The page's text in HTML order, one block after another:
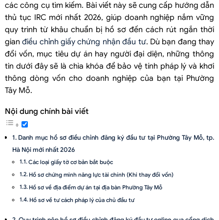
các công cụ tìm kiếm. Bài viết này sẽ cung cấp hướng dẫn
thủ tục IRC mới nhất 2026, giúp doanh nghiệp nắm vững
quy trình từ khâu chuẩn bị hồ sơ đến cách rút ngắn thời
gianđiều chỉnh giấy chứng nhận đầu tư. Dù bạn đang thay
đổi vốn, mục tiêu dự án hay người đại diện, những thông
tin dưới đây sẽ là chìa khóa để bảo vệ tính pháp lý và khơi
thông dòng vốn cho doanh nghiệp của bạn tại Phường
Tây Mỗ.
Nội dung chính bài viết
Danh mục hồ sơ điều chỉnh đăng ký đầu tư tại Phường Tây Mỗ, tp.
Hà Nội mới nhất 2026
Các loại giấy tờ cơ bản bắt buộc
Hồ sơ chứng minh năng lực tài chính (Khi thay đổi vốn)
Hồ sơ về địa điểm dự án tại địa bàn Phường Tây Mỗ
Hồ sơ về tư cách pháp lý của chủ đầu tư